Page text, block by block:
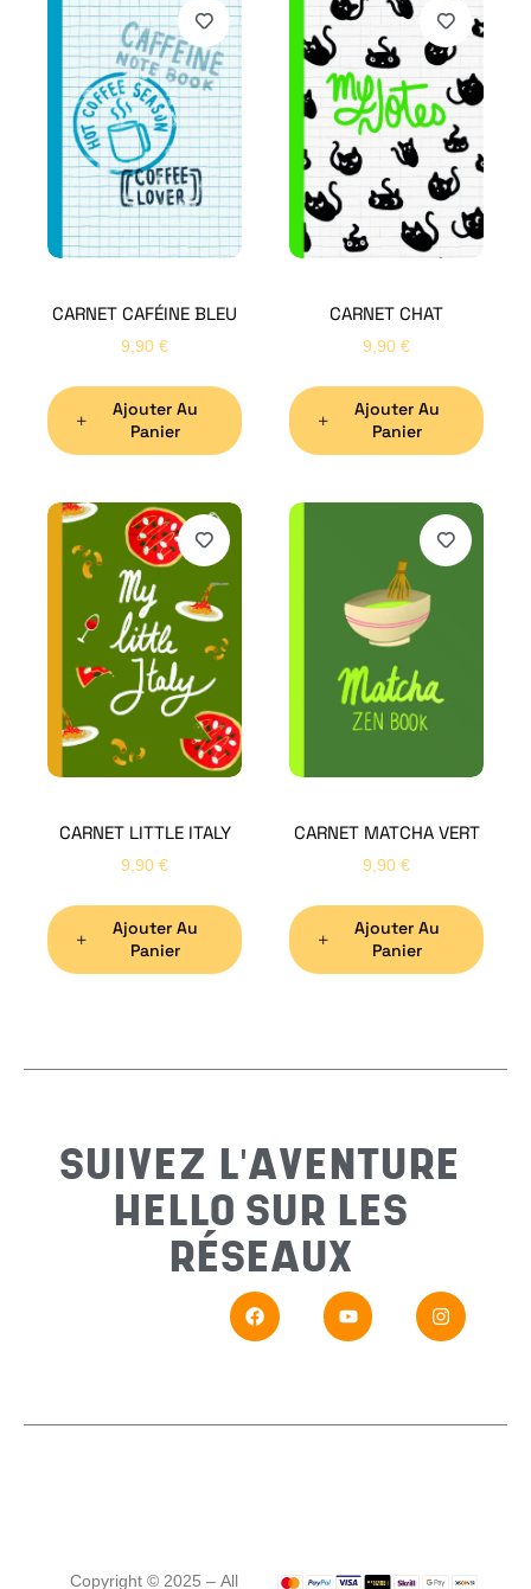
CARNET CAFÉINE BLEU
9,90 €
Ajouter Au
Panier
CARNET CHAT
9,90 €
Ajouter Au
Panier
CARNET LITTLE ITALY
9,90 €
Ajouter Au
Panier
CARNET MATCHA VERT
9,90 €
Ajouter Au
Panier
SUIVEZ L'AVENTURE
HELLO SUR LES
RÉSEAUX
Copyright © 2025 – All